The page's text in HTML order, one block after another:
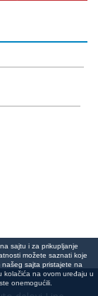
sajtu i za prikupljanje
možete saznati koje
sajta pristajete na
kolačića na ovom uređaju u
onemogućili.